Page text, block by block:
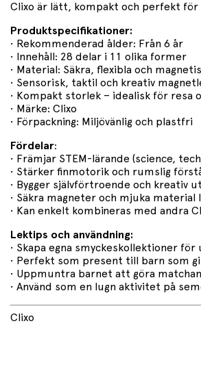
Clixo är lätt, kompakt och perfekt
Produktspecifikationer:
• Rekommenderad ålder: Från 6 år
• Innehåll: 28 delar i 11 olika former
• Material: Säkra, flexibla och
• Sensorisk, taktil och kreativ
• Kompakt storlek – idealisk för resa
• Märke: Clixo
• Förpackning: Miljövänlig och plastfri
Fördelar:
• Främjar STEM-lärande (science,
• Stärker finmotorik och rumslig
• Bygger självförtroende och kreativ
• Säkra magneter och mjuka
• Kan enkelt kombineras med andra
Lektips och användning:
• Skapa egna smyckeskollektioner
• Perfekt som present till barn som
• Uppmuntra barnet att göra
• Använd som en lugn aktivitet på
Clixo